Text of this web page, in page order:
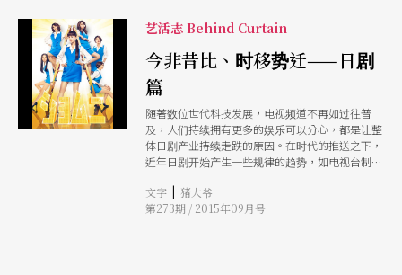
艺活志 Behind Curtain
今非昔比、时移势迁——日剧
篇
随著数位世代科技发展，电视频道不再如过往普
及，人们持续拥有更多的娱乐可以分心，都是让整
体日剧产业持续走跌的原因。在时代的推送之下，
近年日剧开始产生一些规律的趋势，如电视台制作
夜线起飞，而以职场小虾米对抗体制大鲸鱼的《半
泽直树》、《派遣女医》、等大受欢迎，也反映出
文字 | 猪大爷
第273期 / 2015年09月号